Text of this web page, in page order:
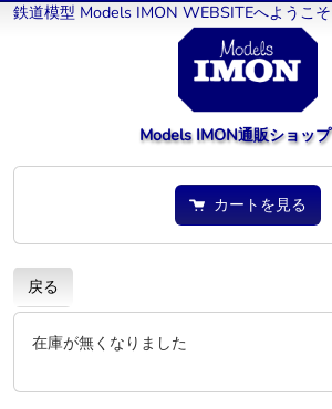
鉄道模型 Models IMON WEBSITEへようこそ
Models IMON通販ショップ
カートを見る
戻る
在庫が無くなりました